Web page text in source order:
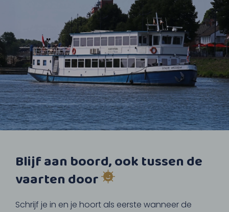
Blijf aan boord, ook tussen de
vaarten door
Schrijf je in en je hoort als eerste wanneer de